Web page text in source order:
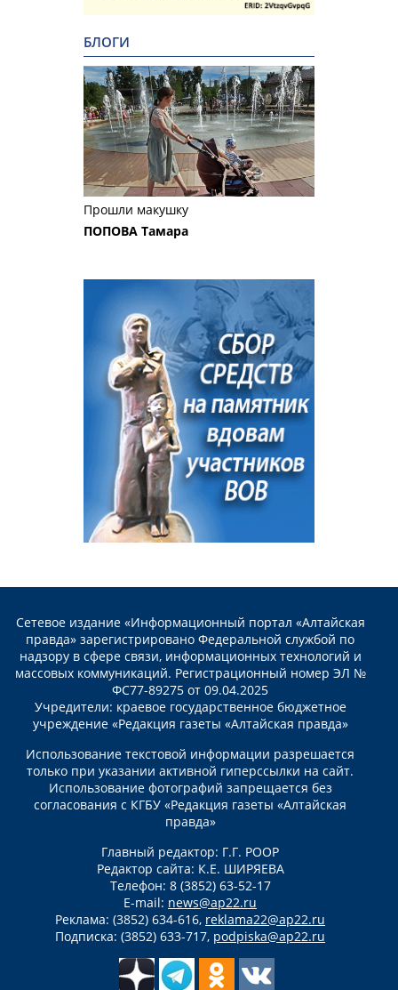
БЛОГИ
Прошли макушку
ПОПОВА Тамара
Сетевое издание «Информационный портал «Алтайская
правда» зарегистрировано Федеральной службой по
надзору в сфере связи, информационных технологий и
массовых коммуникаций. Регистрационный номер ЭЛ №
ФС77-89275 от 09.04.2025
Учредители: краевое государственное бюджетное
учреждение «Редакция газеты «Алтайская правда»
Использование текстовой информации разрешается
только при указании активной гиперссылки на сайт.
Использование фотографий запрещается без
согласования с КГБУ «Редакция газеты «Алтайская
правда»
Главный редактор: Г.Г. РООР
Редактор сайта: К.Е. ШИРЯЕВА
Телефон: 8 (3852) 63-52-17
E-mail: news@ap22.ru
Реклама: (3852) 634-616, reklama22@ap22.ru
Подписка: (3852) 633-717, podpiska@ap22.ru